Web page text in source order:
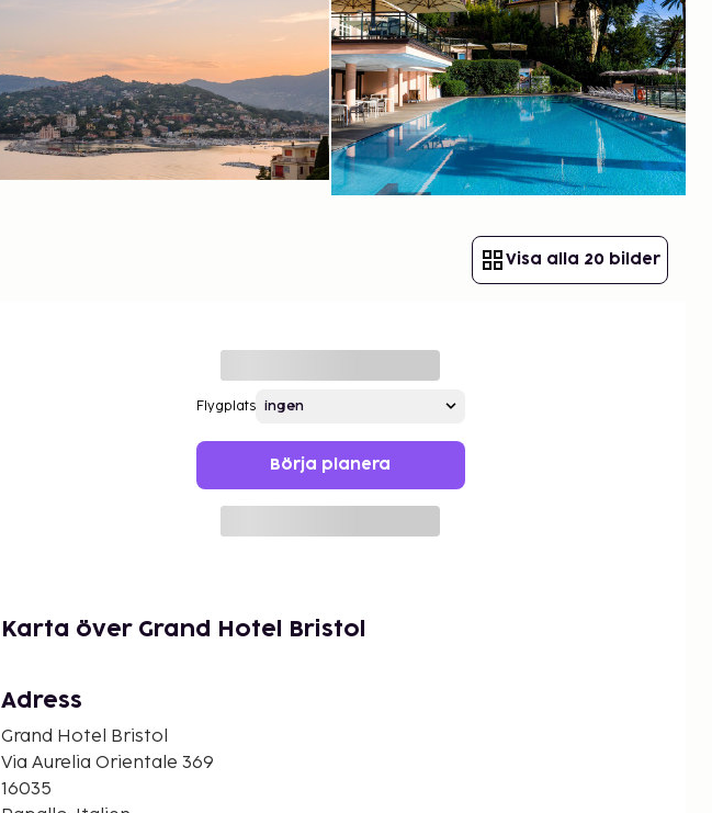
Visa alla 20 bilder
Flygplats
Börja planera
Karta över Grand Hotel Bristol
Adress
Grand Hotel Bristol
Via Aurelia Orientale 369
16035